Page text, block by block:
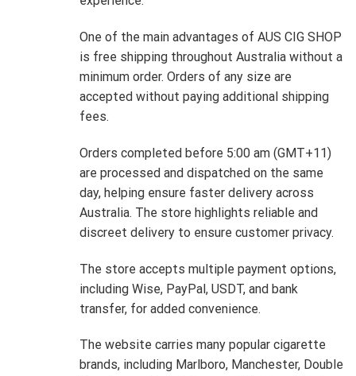
One of the main advantages of AUS CIG SHOP
is free shipping throughout Australia without a
minimum order. Orders of any size are
accepted without paying additional shipping
fees.
Orders completed before 5:00 am (GMT+11)
are processed and dispatched on the same
day, helping ensure faster delivery across
Australia. The store highlights reliable and
discreet delivery to ensure customer privacy.
The store accepts multiple payment options,
including Wise, PayPal, USDT, and bank
transfer, for added convenience.
The website carries many popular cigarette
brands, including Marlboro, Manchester, Double